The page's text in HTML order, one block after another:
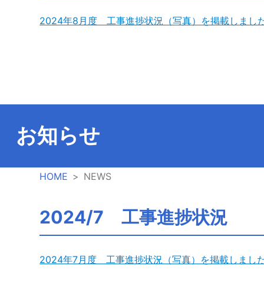
2024年8月度 工事進捗状況（写真）を掲載しまし
お知らせ
HOME NEWS
2024/7 工事進捗状況
2024年7月度 工事進捗状況（写真）を掲載しまし